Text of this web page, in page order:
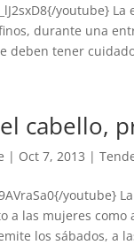
youtube}
durante una
deben tener
cabello,
| Oct 7, 2013 |
youtube}
a las mujeres
los sábados, a